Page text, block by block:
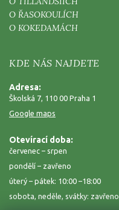
O ŘASOKOULÍCH
O KOKEDAMÁCH
KDE NÁS NAJDETE
Adresa:
Školská 7, 110 00 Praha 1
Google maps
Otevírací doba:
červenec – srpen
pondělí – zavřeno
úterý – pátek: 10:00 –18:00
sobota, neděle, svátky: zavřeno